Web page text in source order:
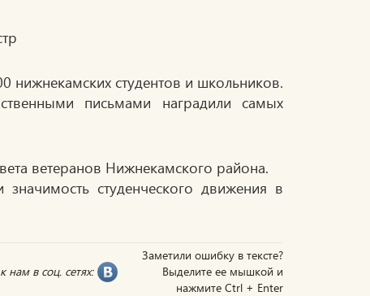
нижнекамских студентов и школьников.
письмами наградили самых
ветеранов Нижнекамского района.
студенческого движения в
Заметили ошибку в тексте?
Выделите ее мышкой и
нажмите Ctrl + Enter
нам в соц. сетях: